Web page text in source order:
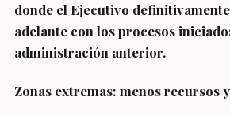
donde el Ejecutivo
adelante con los procesos
administración anterior.
Zonas extremas: menos recursos